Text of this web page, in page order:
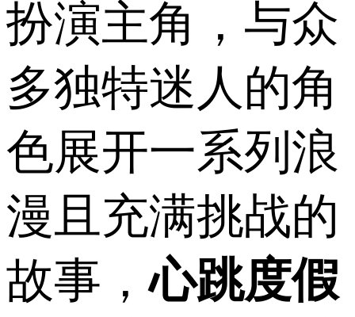
扮演主角，与众
多独特迷人的角
色展开一系列浪
漫且充满挑战的
故事，心跳度假